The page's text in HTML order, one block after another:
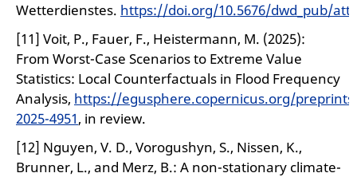
Wetterdienstes. https://doi.org/10.5676/dwd_pub/
[11] Voit, P., Fauer, F., Heistermann, M. (2025):
From Worst-Case Scenarios to Extreme Value
Statistics: Local Counterfactuals in Flood Frequency
Analysis, https://egusphere.copernicus.org/
2025-4951, in review.
[12] Nguyen, V. D., Vorogushyn, S., Nissen, K.,
Brunner, L., and Merz, B.: A non-stationary climate-